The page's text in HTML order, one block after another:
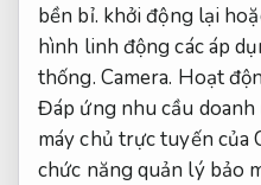
bền bỉ. khởi động lại
hình linh động các áp
thống. Camera. Hoạt
Đáp ứng nhu cầu doanh
máy chủ trực tuyến của
chức năng quản lý bảo